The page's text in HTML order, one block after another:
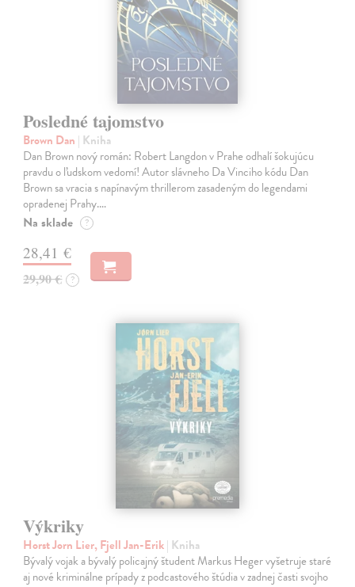
Posledné tajomstvo
Brown Dan | Kniha
Dan Brown nový román: Robert Langdon v Prahe odhalí šokujúcu
pravdu o ľudskom vedomí! Autor slávneho Da Vinciho kódu Dan
Brown sa vracia s napínavým thrillerom zasadeným do legendami
opradenej Prahy.…
Na sklade ?
28,41 €
29,90 € ?
Výkriky
Horst Jorn Lier, Fjell Jan-Erik| Kniha
Bývalý vojak a bývalý policajný študent Markus Heger vyšetruje staré
aj nové kriminálne prípady z podcastového štúdia v zadnej časti svojho